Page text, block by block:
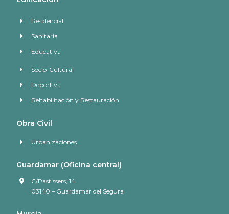
Residencial
Sanitaria
Educativa
Socio-Cultural
Deportiva
Rehabilitación y Restauración
Obra Civil
Urbanizaciones
Guardamar (Oficina central)
C/Pastissers, 14
03140 – Guardamar del Segura